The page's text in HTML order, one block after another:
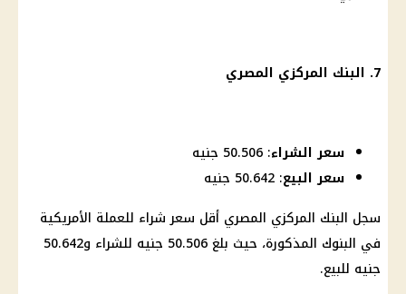
7. البنك المركزي المصري
سعر الشراء: 50.506 جنيه
سعر البيع: 50.642 جنيه
سجل البنك المركزي المصري أقل سعر شراء للعملة الأمريكية
في البنوك
المذكورة، حيث بلغ 50.506 جنيه للشراء و50.642
جنيه للبيع.